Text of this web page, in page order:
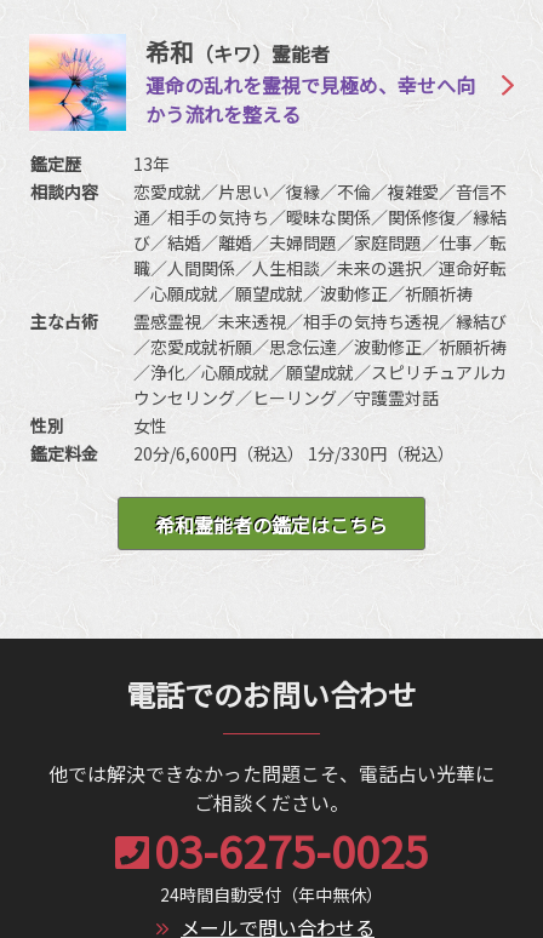
希和 （キワ）霊能者
運命の乱れを霊視で見極め、幸せへ向
かう流れを整える
鑑定歴
13年
相談内容
恋愛成就／片思い／復縁／不倫／複雑愛／音信不
通／相手の気持ち／曖昧な関係／関係修復／縁結
び／結婚／離婚／夫婦問題／家庭問題／仕事／転
職／人間関係／人生相談／未来の選択／運命好転
／心願成就／願望成就／波動修正／祈願祈祷
主な占術
霊感霊視／未来透視／相手の気持ち透視／縁結び
／恋愛成就祈願／思念伝達／波動修正／祈願祈祷
／浄化／心願成就／願望成就／スピリチュアルカ
ウンセリング／ヒーリング／守護霊対話
性別
女性
鑑定料金
20分/6,600円（税込） 1分/330円（税込）
希和霊能者の鑑定はこちら
電話でのお問い合わせ
他では解決できなかった問題こそ、電話占い光華に
ご相談ください。
03-6275-0025
24時間自動受付（年中無休）
メールで問い合わせる